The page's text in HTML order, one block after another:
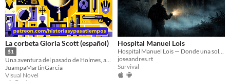
La corbeta Gloria Scott (español)
$1
Una aventura del pasado de Holmes, antes de conocer a Watson.
JuampaMartinGarcia
Visual Novel
Hospital Manuel Lois
joseandres.rt
Survival